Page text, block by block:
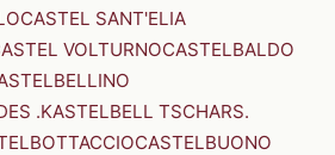
CASTEL SANT'ELIA
VOLTURNOCASTELBALDO
.KASTELBELL TSCHARS.
CASTELBUONO